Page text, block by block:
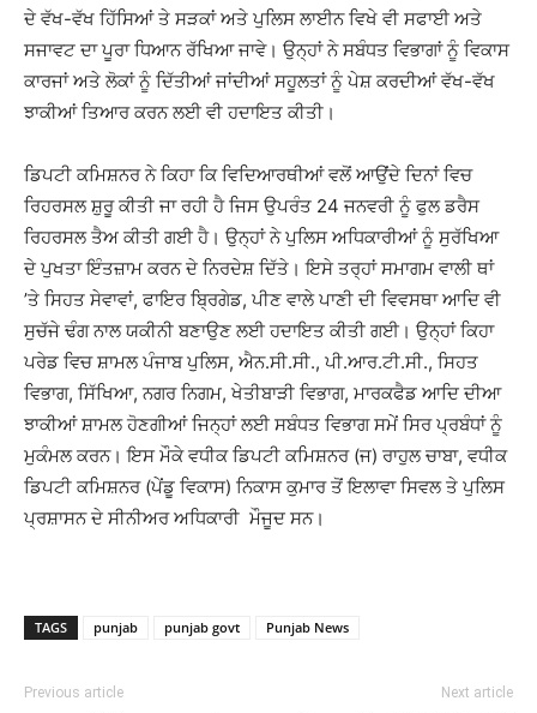
ਦੇ ਵੱਖ-ਵੱਖ ਹਿੱਸਿਆਂ ਤੇ ਸੜਕਾਂ ਅਤੇ ਪੁਲਿਸ ਲਾਈਨ ਵਿਖੇ ਵੀ ਸਫਾਈ ਅਤੇ
ਸਜਾਵਟ ਦਾ ਪੂਰਾ ਧਿਆਨ ਰੱਖਿਆ ਜਾਵੇ। ਉਨ੍ਹਾਂ ਨੇ ਸਬੰਧਤ ਵਿਭਾਗਾਂ ਨੂੰ ਵਿਕਾਸ
ਕਾਰਜਾਂ ਅਤੇ ਲੋਕਾਂ ਨੂੰ ਦਿੱਤੀਆਂ ਜਾਂਦੀਆਂ ਸਹੂਲਤਾਂ ਨੂੰ ਪੇਸ਼ ਕਰਦੀਆਂ ਵੱਖ-ਵੱਖ
ਝਾਕੀਆਂ ਤਿਆਰ ਕਰਨ ਲਈ ਵੀ ਹਦਾਇਤ ਕੀਤੀ।
ਡਿਪਟੀ ਕਮਿਸ਼ਨਰ ਨੇ ਕਿਹਾ ਕਿ ਵਿਦਿਆਰਥੀਆਂ ਵਲੋਂ ਆਉਂਦੇ ਦਿਨਾਂ ਵਿਚ
ਰਿਹਰਸਲ ਸ਼ੁਰੂ ਕੀਤੀ ਜਾ ਰਹੀ ਹੈ ਜਿਸ ਉਪਰੰਤ 24 ਜਨਵਰੀ ਨੂੰ ਫੁਲ ਡਰੈਸ
ਰਿਹਰਸਲ ਤੈਅ ਕੀਤੀ ਗਈ ਹੈ। ਉਨ੍ਹਾਂ ਨੇ ਪੁਲਿਸ ਅਧਿਕਾਰੀਆਂ ਨੂੰ ਸੁਰੱਖਿਆ
ਦੇ ਪੁਖਤਾ ਇੰਤਜ਼ਾਮ ਕਰਨ ਦੇ ਨਿਰਦੇਸ਼ ਦਿੱਤੇ। ਇਸੇ ਤਰ੍ਹਾਂ ਸਮਾਗਮ ਵਾਲੀ ਥਾਂ
’ਤੇ ਸਿਹਤ ਸੇਵਾਵਾਂ, ਫਾਇਰ ਬ੍ਰਿਗੇਡ, ਪੀਣ ਵਾਲੇ ਪਾਣੀ ਦੀ ਵਿਵਸਥਾ ਆਦਿ ਵੀ
ਸੁਚੱਜੇ ਢੰਗ ਨਾਲ ਯਕੀਨੀ ਬਣਾਉਣ ਲਈ ਹਦਾਇਤ ਕੀਤੀ ਗਈ। ਉਨ੍ਹਾਂ ਕਿਹਾ
ਪਰੇਡ ਵਿਚ ਸ਼ਾਮਲ ਪੰਜਾਬ ਪੁਲਿਸ, ਐਨ.ਸੀ.ਸੀ., ਪੀ.ਆਰ.ਟੀ.ਸੀ., ਸਿਹਤ
ਵਿਭਾਗ, ਸਿੱਖਿਆ, ਨਗਰ ਨਿਗਮ, ਖੇਤੀਬਾੜੀ ਵਿਭਾਗ, ਮਾਰਕਫੈਡ ਆਦਿ ਦੀਆ
ਝਾਕੀਆਂ ਸ਼ਾਮਲ ਹੋਣਗੀਆਂ ਜਿਨ੍ਹਾਂ ਲਈ ਸਬੰਧਤ ਵਿਭਾਗ ਸਮੇਂ ਸਿਰ ਪ੍ਰਬੰਧਾਂ ਨੂੰ
ਮੁਕੰਮਲ ਕਰਨ। ਇਸ ਮੌਕੇ ਵਧੀਕ ਡਿਪਟੀ ਕਮਿਸ਼ਨਰ (ਜ) ਰਾਹੁਲ ਚਾਬਾ, ਵਧੀਕ
ਡਿਪਟੀ ਕਮਿਸ਼ਨਰ (ਪੇਂਡੂ ਵਿਕਾਸ) ਨਿਕਾਸ ਕੁਮਾਰ ਤੋਂ ਇਲਾਵਾ ਸਿਵਲ ਤੇ ਪੁਲਿਸ
ਪ੍ਰਸ਼ਾਸਨ ਦੇ ਸੀਨੀਅਰ ਅਧਿਕਾਰੀ ਮੌਜੂਦ ਸਨ।
TAGS punjab punjab govt Punjab News
Previous article Next article